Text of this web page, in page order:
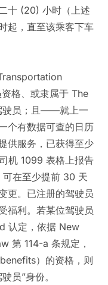
十 (20) 小时（上述
起，直至该乘客下车
格、或隶属于 The
驶员；且——就上一
个有数据可查的日历
供服务，已获得至少
机 1099 表格上报告
在至少提前 30 天
更。已注册的驾驶员
福利。若某位驾驶员
认定，依据 New
第 114-a 条规定，
）的资格，则
员”身份。